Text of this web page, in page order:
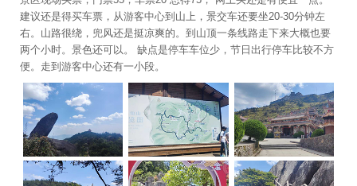
建议还是得买车票，从游客中心到山上，景交车还要坐20-30分钟左
右。山路很绕，兜风还是挺凉爽的。到山顶一条线路走下来大概也要
两个小时。景色还可以。 缺点是停车车位少，节日出行停车比较不方
便。走到游客中心还有一小段。